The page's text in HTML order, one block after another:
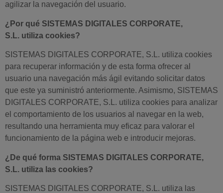
agilizar la navegación del usuario.
¿Por qué SISTEMAS DIGITALES CORPORATE,
S.L. utiliza cookies?
SISTEMAS DIGITALES CORPORATE, S.L. utiliza cookies
para recuperar información y de esta forma ofrecer al
usuario una navegación más ágil evitando solicitar datos
que este ya suministró anteriormente. Asimismo, SISTEMAS
DIGITALES CORPORATE, S.L. utiliza cookies para analizar
el comportamiento de los usuarios al navegar en la web,
resultando una herramienta muy eficaz para valorar el
funcionamiento de la página web e introducir mejoras.
¿De qué forma SISTEMAS DIGITALES CORPORATE,
S.L. utiliza las cookies?
SISTEMAS DIGITALES CORPORATE, S.L. utiliza las